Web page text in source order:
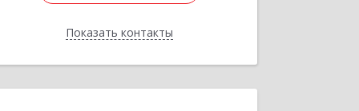
Показать контакты
Назад